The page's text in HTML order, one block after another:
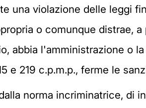
una violazione delle leggi
o comunque distrae,
abbia l'amministrazione o
e 219 c.p.m.p., ferme le
norma incriminatrice, di